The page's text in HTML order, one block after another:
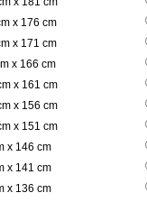
x 176 cm
x 171 cm
x 166 cm
x 161 cm
x 156 cm
x 151 cm
x 146 cm
x 141 cm
x 136 cm